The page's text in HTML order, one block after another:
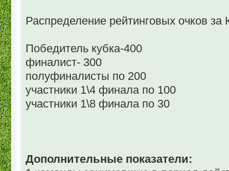
Распределение рейтинговых очков
Победитель кубка-400
финалист- 300
полуфиналисты по 200
участники 1\4 финала по 100
участники 1\8 финала по 30
Дополнительные показатели: